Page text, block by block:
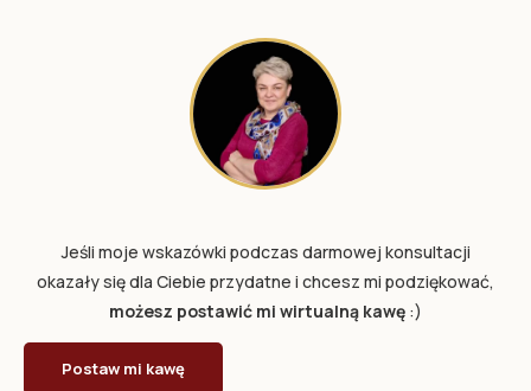
Jeśli moje wskazówki podczas darmowej konsultacji
okazały się dla Ciebie przydatne i chcesz mi podziękować,
możesz postawić mi wirtualną kawę :)
Postaw mi kawę